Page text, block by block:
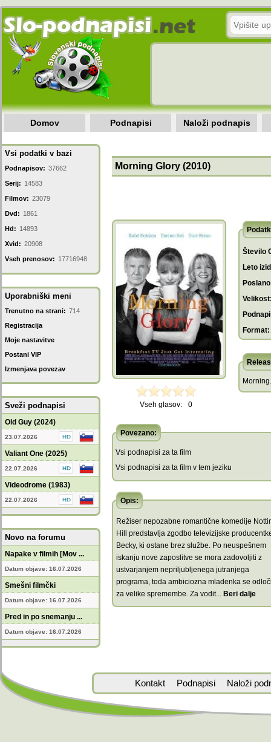
Domov Podnapisi Naloži podnapis
Vsi podatki v bazi
Podnapisov: 37662
Serij: 14583
Filmov: 23079
Dvd: 1861
Hd: 14893
Xvid: 20908
Vseh prenosov: 17716948
Uporabniški meni
Trenutno na strani: 714
Registracija
Moje nastavitve
Postani VIP
Izmenjava povezav
Sveži podnapisi
Old Guy (2024)
23.07.2026
Valiant One (2025)
22.07.2026
Videodrome (1983)
22.07.2026
Novo na forumu
Napake v filmih [Mov ...
Datum objave: 16.07.2026
Smešni filmčki
Datum objave: 16.07.2026
Pred in po snemanju ...
Datum objave: 16.07.2026
Morning Glory (2010)
Vseh glasov: 0
Število
Leto
Format:
Povezano:
Vsi podnapisi za ta film
Vsi podnapisi za ta film v tem jeziku
Opis:
Režiser nepozabne romantične komedije
Hill predstavlja zgodbo televizijske
Becky, ki ostane brez službe. Po neuspešnem
iskanju nove zaposlitve se mora zadovoljiti z
ustvarjanjem nepriljubljenega jutranjega
programa, toda ambiciozna mladenka se
za velike spremembe. Za vodit... Beri dalje
Kontakt Podnapisi Naloži